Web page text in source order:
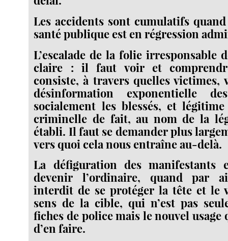
Les accidents sont cumulatifs
santé publique est en régression
L’escalade de la folie irresponsable
claire : il faut voir et
consiste, à travers quelles victimes,
désinformation exponentielle
socialement les blessés, et
criminelle de fait, au nom de la
établi. Il faut se demander plus
vers quoi cela nous entraîne au-delà.
La défiguration des
devenir l’ordinaire, quand par
interdit de se protéger la tête et le
sens de la cible, qui n’est pas
fiches de police mais le nouvel usage
d’en faire.